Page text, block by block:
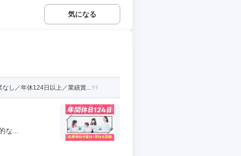
気になる
し／年休124日以上／業績賞...
な...